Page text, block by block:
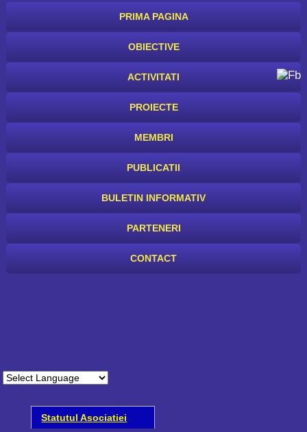
PRIMA PAGINA
OBIECTIVE
ACTIVITATI
PROIECTE
MEMBRI
PUBLICATII
BULETIN INFORMATIV
PARTENERI
CONTACT
Statutul Asociatiei